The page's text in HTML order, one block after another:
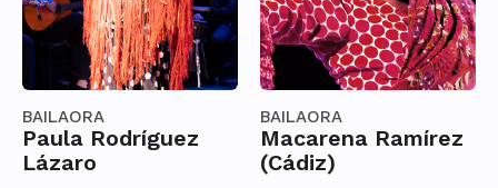
BAILAORA
Paula Rodríguez
Lázaro
BAILAORA
Macarena Ramírez
(Cádiz)